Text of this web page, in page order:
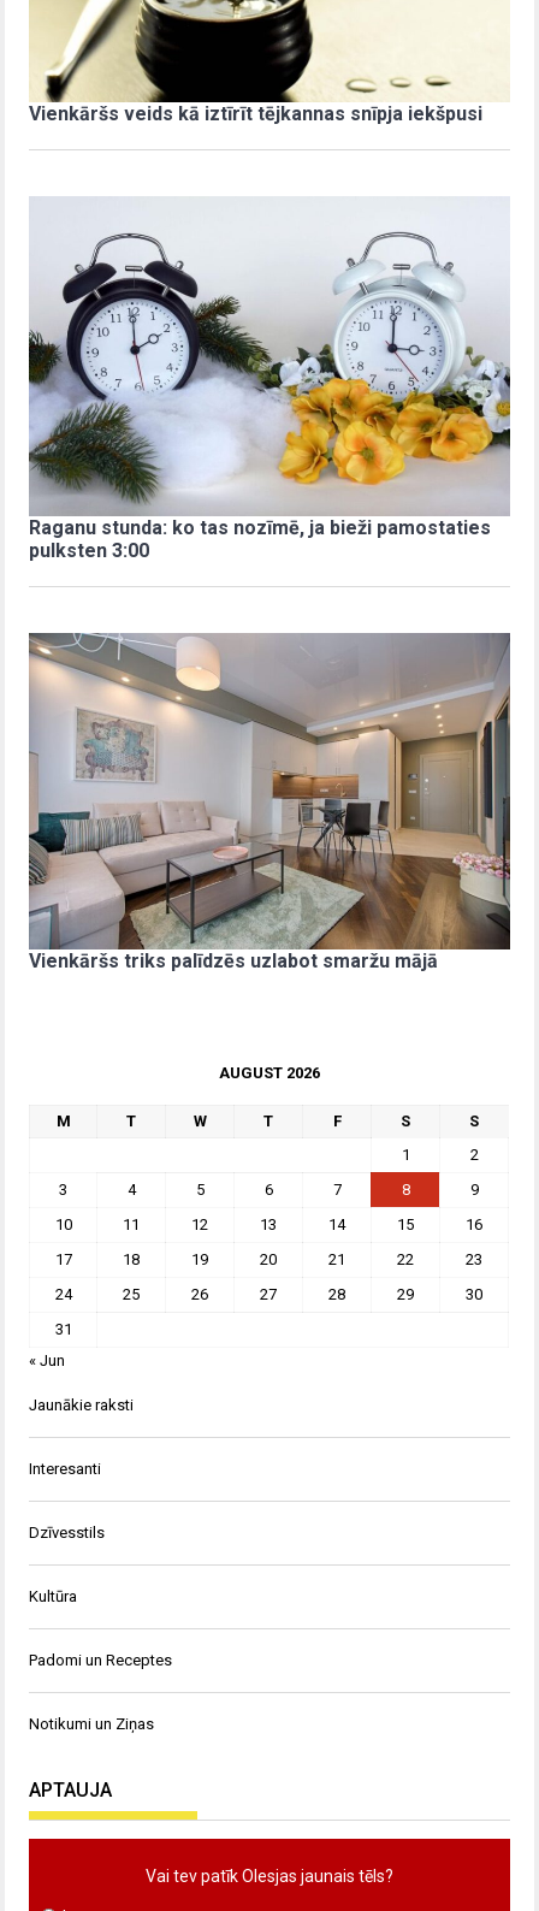
Vienkāršs veids kā iztīrīt tējkannas snīpja iekšpusi
Raganu stunda: ko tas nozīmē, ja bieži pamostaties
pulksten 3:00
Vienkāršs triks palīdzēs uzlabot smaržu mājā
AUGUST 2026
M T W T F S
S
1
2
3
4 5 6 7 8
9
10
11 12 13 14 15
16
17
18 19 20 21 22
23
24
25 26 27 28 29
30
31
« Jun
Jaunākie raksti
Interesanti
Dzīvesstils
Kultūra
Padomi un Receptes
Notikumi un Ziņas
APTAUJA
Vai tev patīk Olesjas jaunais tēls?